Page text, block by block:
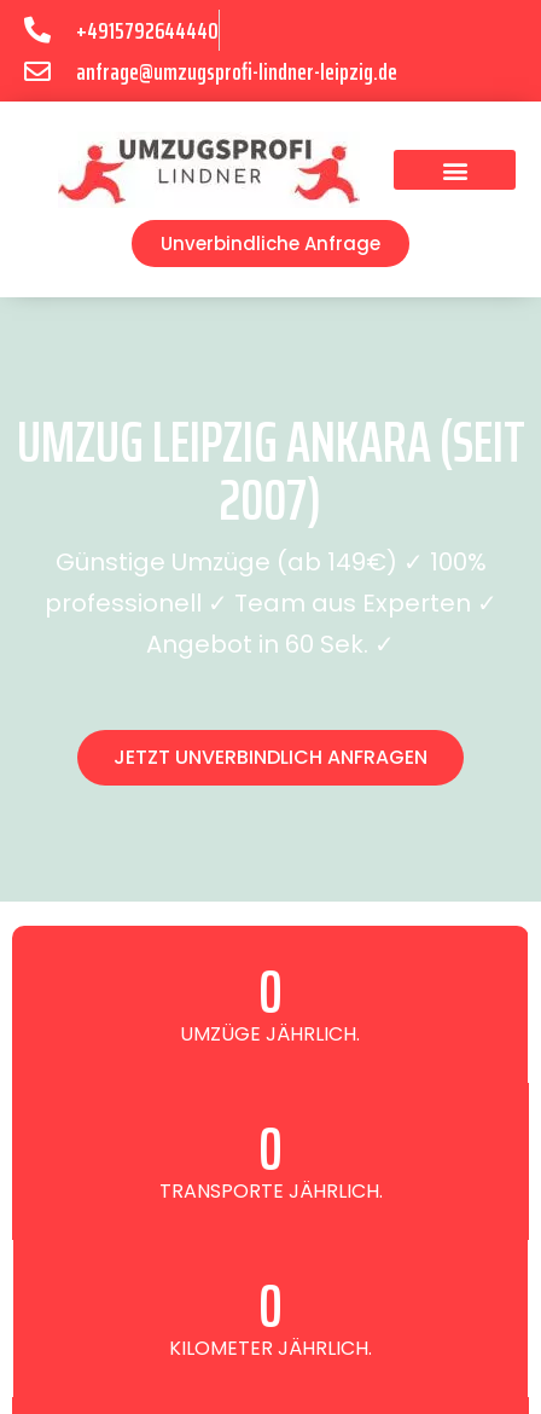
+4915792644440
anfrage@umzugsprofi-lindner-leipzig.de
Unverbindliche Anfrage
UMZUG LEIPZIG ANKARA (SEIT
2007)
Günstige Umzüge (ab 149€) ✓ 100%
professionell ✓ Team aus Experten ✓
Angebot in 60 Sek. ✓
JETZT UNVERBINDLICH ANFRAGEN
UMZÜGE JÄHRLICH.
0
TRANSPORTE JÄHRLICH.
0
KILOMETER JÄHRLICH.
0